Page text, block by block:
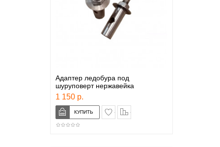
Адаптер ледобура под
шуруповерт нержавейка
1 150 р.
в закладки